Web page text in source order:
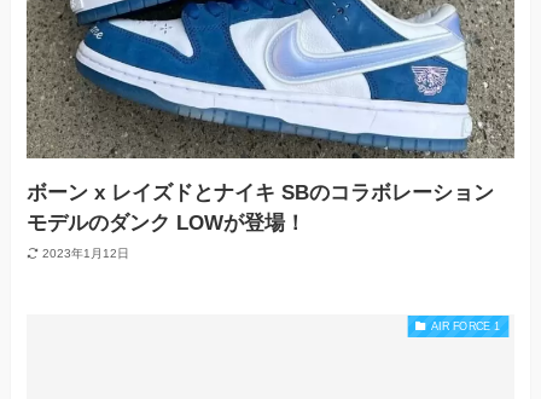
ボーン x レイズドとナイキ SBのコラボレーション
モデルのダンク LOWが登場！
2023年1月12日
AIR FORCE 1